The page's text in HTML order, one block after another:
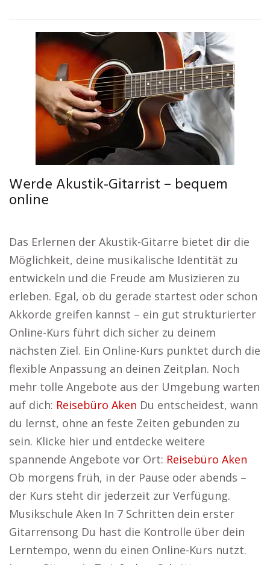
Werde Akustik-Gitarrist – bequem
online
Das Erlernen der Akustik-Gitarre bietet dir die
Möglichkeit, deine musikalische Identität zu
entwickeln und die Freude am Musizieren zu
erleben. Egal, ob du gerade startest oder schon
Akkorde greifen kannst – ein gut strukturierter
Online-Kurs führt dich sicher zu deinem
nächsten Ziel. Ein Online-Kurs punktet durch die
flexible Anpassung an deinen Zeitplan. Noch
mehr tolle Angebote aus der Umgebung warten
auf dich: Reisebüro Aken Du entscheidest, wann
du lernst, ohne an feste Zeiten gebunden zu
sein. Klicke hier und entdecke weitere
spannende Angebote vor Ort: Reisebüro Aken
Ob morgens früh, in der Pause oder abends –
der Kurs steht dir jederzeit zur Verfügung.
Musikschule Aken In 7 Schritten dein erster
Gitarrensong Du hast die Kontrolle über dein
Lerntempo, wenn du einen Online-Kurs nutzt.